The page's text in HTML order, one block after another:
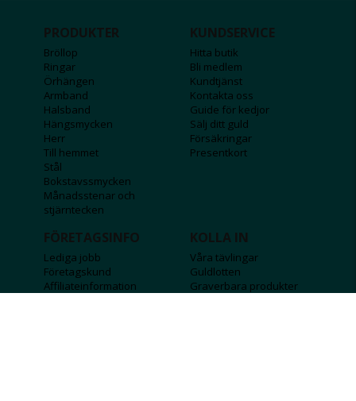
PRODUKTER
Bröllop
Ringar
Örhängen
Armband
Halsband
Hängsmycken
Herr
Till hemmet
Stål
Bokstavssmycken
Månadsstenar och
stjärntecken
KUNDSERVICE
Hitta butik
Bli medlem
Kundtjänst
Kontakta oss
Guide för kedjor
Sälj ditt guld
Försäkringar
Presentkort
FÖRETAGSINFO
Lediga jobb
Företagskund
Affiliateinformation
KOLLA IN
Våra tävlingar
Guldlotten
Graverbara produkter